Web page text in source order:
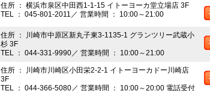
住所 ： 横浜市泉区中田西1-1-15 イトーヨーカ堂立場店 3F
TEL ： 045-801-2011／ 営業時間 ： 10:00～21:00
住所 ： 川崎市中原区新丸子東3-1135-1 グランツリー武蔵小
杉 3F
TEL ： 044-331-9990／ 営業時間 ： 10:00～21:00
住所 ： 川崎市川崎区小田栄2-2-1 イトーヨーカドー川崎店
3F
TEL ： 044-366-5080／ 営業時間 ： 10:00～20:00 電話受付